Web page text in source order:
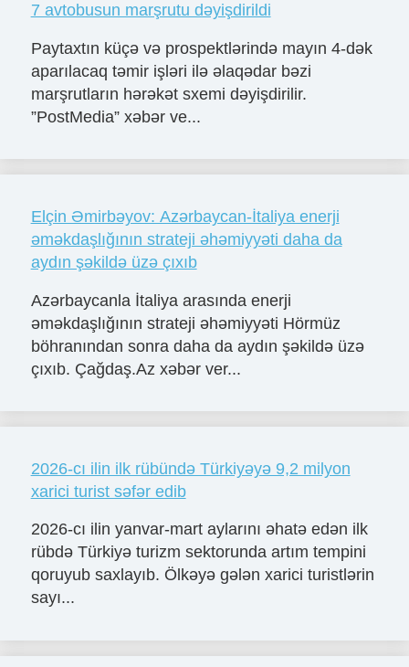
7 avtobusun marşrutu dəyişdirildi
Paytaxtın küçə və prospektlərində mayın 4-dək
aparılacaq təmir işləri ilə əlaqədar bəzi
marşrutların hərəkət sxemi dəyişdirilir.
”PostMedia” xəbər ve...
Elçin Əmirbəyov: Azərbaycan-İtaliya enerji
əməkdaşlığının strateji əhəmiyyəti daha da
aydın şəkildə üzə çıxıb
Azərbaycanla İtaliya arasında enerji
əməkdaşlığının strateji əhəmiyyəti Hörmüz
böhranından sonra daha da aydın şəkildə üzə
çıxıb. Çağdaş.Az xəbər ver...
2026-cı ilin ilk rübündə Türkiyəyə 9,2 milyon
xarici turist səfər edib
2026-cı ilin yanvar-mart aylarını əhatə edən ilk
rübdə Türkiyə turizm sektorunda artım tempini
qoruyub saxlayıb. Ölkəyə gələn xarici turistlərin
sayı...